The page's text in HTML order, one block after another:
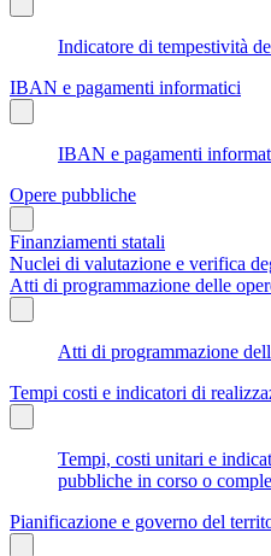
Indicatore di tempestività
IBAN e pagamenti informatici
IBAN e pagamenti
Opere pubbliche
Finanziamenti statali
Nuclei di valutazione e verifica
Atti di programmazione delle
Atti di programmazione
Tempi costi e indicatori di
Tempi, costi unitari e
pubbliche in corso o
Pianificazione e governo del